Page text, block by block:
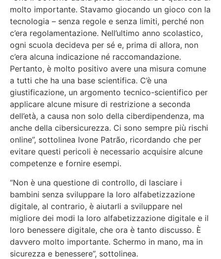
molto importante. Stavamo giocando un gioco con la
tecnologia – senza regole e senza limiti, perché non
c’era regolamentazione. Nell’ultimo anno scolastico,
ogni scuola decideva per sé e, prima di allora, non
c’era alcuna indicazione né raccomandazione.
Pertanto, è molto positivo avere una misura comune
a tutti che ha una base scientifica. C’è una
giustificazione, un argomento tecnico-scientifico per
applicare alcune misure di restrizione a seconda
dell’età, a causa non solo della ciberdipendenza, ma
anche della cibersicurezza. Ci sono sempre più rischi
online”, sottolinea Ivone Patrão, ricordando che per
evitare questi pericoli è necessario acquisire alcune
competenze e fornire esempi.
“Non è una questione di controllo, di lasciare i
bambini senza sviluppare la loro alfabetizzazione
digitale, al contrario, è aiutarli a sviluppare nel
migliore dei modi la loro alfabetizzazione digitale e il
loro benessere digitale, che ora è tanto discusso. È
davvero molto importante. Schermo in mano, ma in
sicurezza e benessere”, sottolinea.